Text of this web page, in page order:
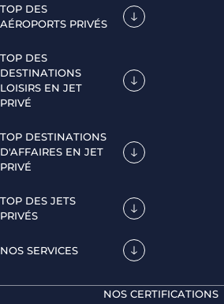
TOP DES
AÉROPORTS PRIVÉS
TOP DES
DESTINATIONS
LOISIRS EN JET
PRIVÉ
TOP DESTINATIONS
D'AFFAIRES EN JET
PRIVÉ
TOP DES JETS
PRIVÉS
NOS SERVICES
NOS CERTIFICATIONS